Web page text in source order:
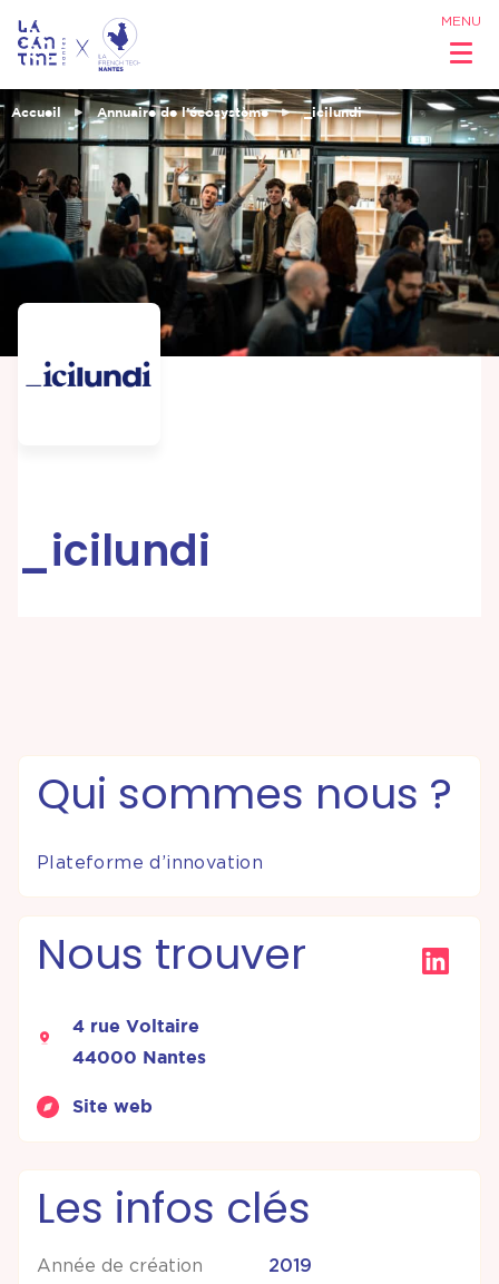
MENU
Qui sommes
nous ?
Réseau &
Opportunités
Partenariats &
& Services
Accueil Annuaire de l’écosystème _icilundi
_icilundi
Qui sommes nous ?
Plateforme d’innovation
Nous trouver
4 rue Voltaire
44000 Nantes
Site web
Les infos clés
Année de création 2019